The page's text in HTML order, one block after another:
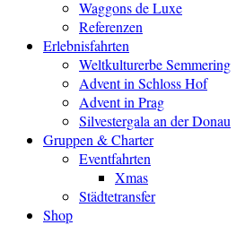
Waggons de Luxe
Referenzen
Erlebnisfahrten
Weltkulturerbe Semmering
Advent in Schloss Hof
Advent in Prag
Silvestergala an der Donau
Gruppen & Charter
Eventfahrten
Xmas
Städtetransfer
Shop